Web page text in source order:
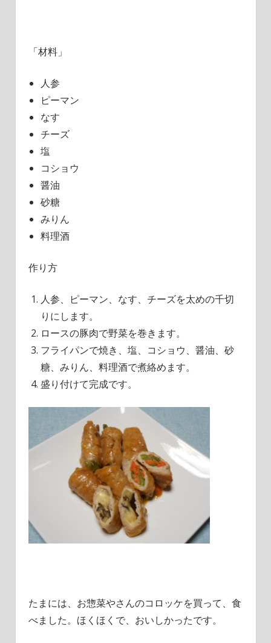
「材料」
人参
ピーマン
なす
チーズ
塩
コショウ
醤油
砂糖
みりん
料理酒
作り方
人参、ピーマン、なす、チーズを太めの千切
りにします。
ロースの豚肉で野菜を巻きます。
フライパンで焼き、塩、コショウ、醤油、砂
糖、みりん、料理酒で煮絡めます。
盛り付けて完成です。
たまには、お惣菜やさんのコロッケを買って、食
べました。ほくほくで、おいしかったです。